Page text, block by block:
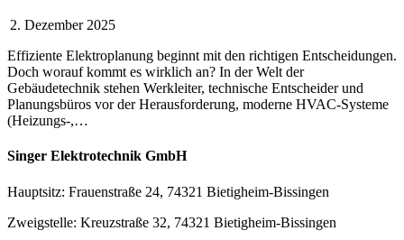
2. Dezember 2025
Effiziente Elektroplanung beginnt mit den richtigen Entscheidungen.
Doch worauf kommt es wirklich an? In der Welt der
Gebäudetechnik stehen Werkleiter, technische Entscheider und
Planungsbüros vor der Herausforderung, moderne HVAC-Systeme
(Heizungs-,…
Singer Elektrotechnik GmbH
Hauptsitz: Frauenstraße 24, 74321 Bietigheim-Bissingen
Zweigstelle: Kreuzstraße 32, 74321 Bietigheim-Bissingen